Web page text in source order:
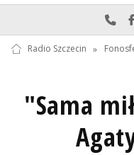
Radio Szczecin »
"Sama